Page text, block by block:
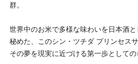
群。
世界中のお米で多様な味わいを日本酒
秘めた、このシン・ツチダ プリンセスサ
その夢を現実に近づける第一歩としての